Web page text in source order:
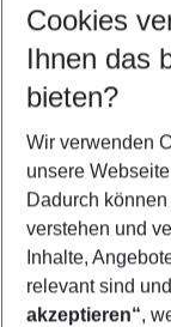
Customize your
Find the perfect
Your
Any airport
Select your
12/08/26–
Who will travel
2 adults
Cookies
Ihnen das
bieten?
Wir verwenden
unsere
Dadurch
verstehen und
Inhalte,
relevant sind
akzeptieren“,